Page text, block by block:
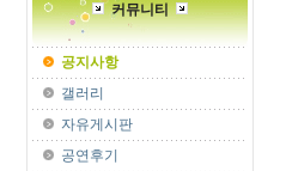
커뮤니티
공지사항
갤러리
자유게시판
공연후기